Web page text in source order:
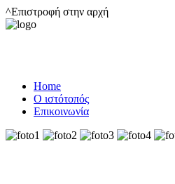
^Επιστροφή στην αρχή
Home
Ο ιστότοπός
Επικοινωνία